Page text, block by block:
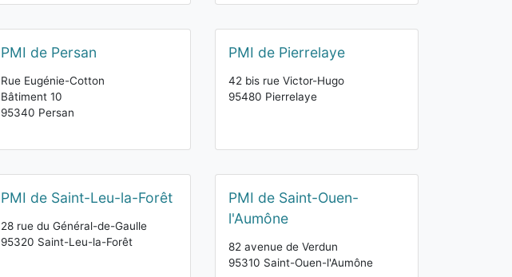
PMI de Persan
Rue Eugénie-Cotton
Bâtiment 10
95340 Persan
PMI de Pierrelaye
42 bis rue Victor-Hugo
95480 Pierrelaye
PMI de Saint-Leu-la-Forêt
28 rue du Général-de-Gaulle
95320 Saint-Leu-la-Forêt
PMI de Saint-Ouen-
l'Aumône
82 avenue de Verdun
95310 Saint-Ouen-l'Aumône